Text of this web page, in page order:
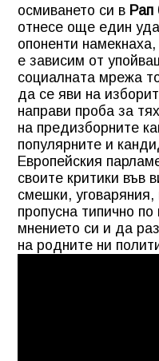
осмиването си в Рап
отнесе още един
опоненти
е зависим от
социалната мрежа
да се яви на
направи проба за
на предизборните
популярните и
Европейския
своите критики във
смешки,
пропусна типично
мнението си и да
на родните ни